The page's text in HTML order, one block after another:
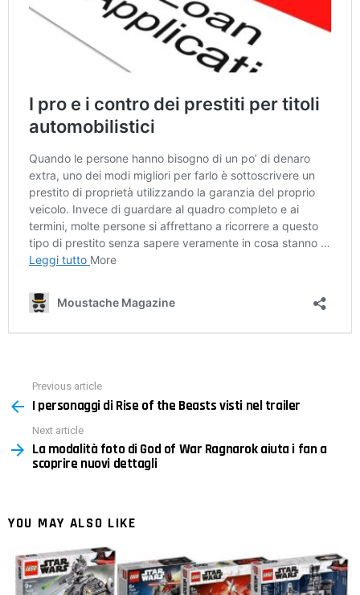
more
Previous article
I personaggi di Rise of the Beasts visti nel trailer
Next article
La modalità foto di God of War Ragnarok aiuta i fan a
scoprire nuovi dettagli
YOU MAY ALSO LIKE